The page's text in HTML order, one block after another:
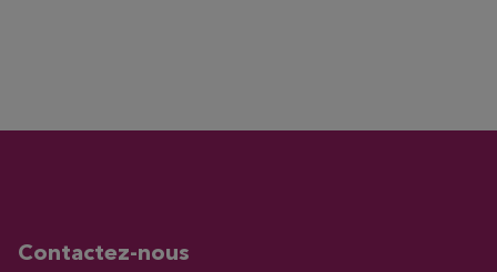
Contactez-nous